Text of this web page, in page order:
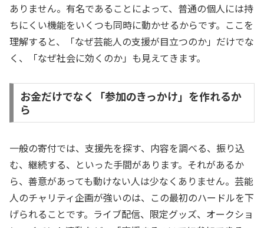
ありません。有名であることによって、普通の個人には持
ちにくい機能をいくつも同時に動かせるからです。ここを
理解すると、「なぜ芸能人の支援が目立つのか」だけでな
く、「なぜ社会に効くのか」も見えてきます。
お金だけでなく「参加のきっかけ」を作れるか
ら
一般の寄付では、支援先を探す、内容を調べる、振り込
む、継続する、といった手間があります。それがあるか
ら、善意があっても動けない人は少なくありません。芸能
人のチャリティ企画が強いのは、この最初のハードルを下
げられることです。ライブ配信、限定グッズ、オークショ